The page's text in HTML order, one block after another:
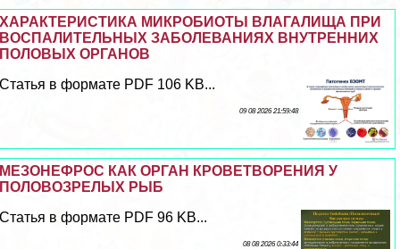
ХАРАКТЕРИСТИКА МИКРОБИОТЫ ВЛАГАЛИЩА ПРИ
ВОСПАЛИТЕЛЬНЫХ ЗАБОЛЕВАНИЯХ ВНУТРЕННИХ
ПОЛОВЫХ ОРГАНОВ
Статья в формате PDF 106 KB...
09 08 2026 21:59:48
МЕЗОНЕФРОС КАК ОРГАН КРОВЕТВОРЕНИЯ У
ПОЛОВОЗРЕЛЫХ РЫБ
Статья в формате PDF 96 KB...
08 08 2026 0:33:44